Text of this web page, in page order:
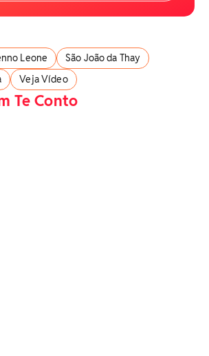
Leone
São João da Thay
Veja Vídeo
Te Conto